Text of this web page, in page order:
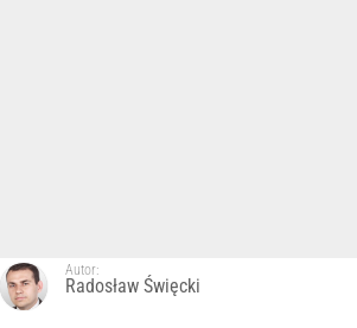
Autor:
Radosław Święcki